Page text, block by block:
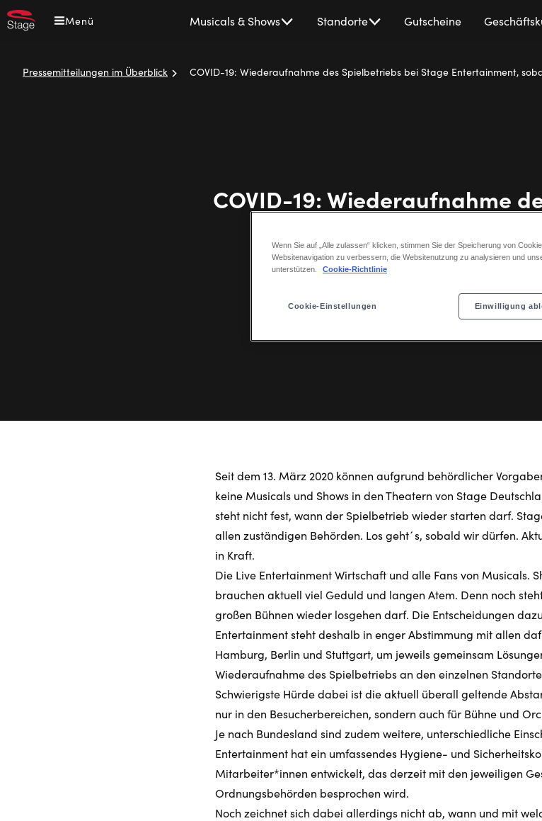
Direkt
zum
Menü
navigation
Musicals & Shows Standorte Gutscheine
Pfadnavigation
Pressemitteilungen im Überblick COVID-19: Wiederaufnahme des Spielbetriebs bei Stage Entertainment,
COVID-19: Wiederaufnahme
Genehmigungen
Stage Entertainment•29 Juli
Seit dem 13. März 2020 können aufgrund behördlicher
keine Musicals und Shows in den Theatern von Stage
steht nicht fest, wann der Spielbetrieb wieder starten darf.
allen zuständigen Behörden. Los geht´s, sobald wir dürfen.
in Kraft.
Die Live Entertainment Wirtschaft und alle Fans von Musicals.
brauchen aktuell viel Geduld und langen Atem. Denn noch
großen Bühnen wieder losgehen darf. Die Entscheidungen
Entertainment steht deshalb in enger Abstimmung mit allen
Hamburg, Berlin und Stuttgart, um jeweils gemeinsam
Wiederaufnahme des Spielbetriebs an den einzelnen
Schwierigste Hürde dabei ist die aktuell überall geltende
nur in den Besucherbereichen, sondern auch für Bühne und
Je nach Bundesland sind zudem weitere, unterschiedliche
Entertainment hat ein umfassendes Hygiene- und
Mitarbeiter*innen entwickelt, das derzeit mit den jeweiligen
Ordnungsbehörden besprochen wird.
Noch zeichnet sich dabei allerdings nicht ab, wann und mit
Wenn Sie auf „Alle zulassen“ klicken, stimmen Sie der Speicherung von
Websitenavigation zu verbessern, die Websitenutzung zu analysieren und
unterstützen.
Cookie-Richtlinie
Cookie-Einstellungen Einwilligung